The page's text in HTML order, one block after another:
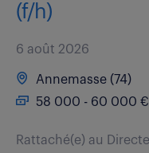
(f/h)
6 août 2026
Annemasse (74)
58 000 - 60 000
Rattaché(e) au